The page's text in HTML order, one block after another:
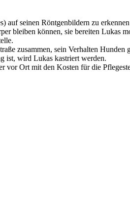
seinen Röntgenbildern zu
bleiben können, sie bereiten Lukas
zusammen, sein Verhalten Hunden
ist, wird Lukas kastriert werden.
vor Ort mit den Kosten für die